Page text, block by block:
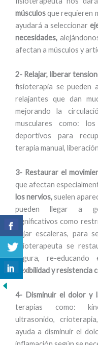
músculosque requieren
ayudará a seleccionar
necesidades,
afectan a músculos y
2- Relajar, liberar
fisioterapia se pueden
relajantes que dan
mejorando la
musculares como:
deportivos para
terapia manual,
3- Restaurar el
que afectan
los nervios,suelen
pueden llegar a
significativos como
bajar escaleras, para
fisioterapeuta se
segura, re-
flexibilidad y resistencia
4- Disminuir el dolor y
terapias como:
ultrasonido,
ayuda a disminuir el